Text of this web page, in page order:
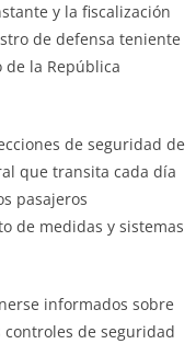
y la fiscalización
de defensa teniente
la República
de seguridad de
que transita cada día
pasajeros
de medidas y sistemas
informados sobre
de seguridad